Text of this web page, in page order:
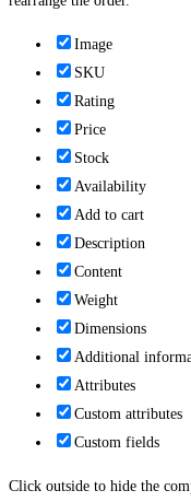
Image
SKU
Rating
Price
Stock
Availability
Add to cart
Description
Content
Weight
Dimensions
Additional
Attributes
Custom attributes
Custom fields
Click outside to hide the